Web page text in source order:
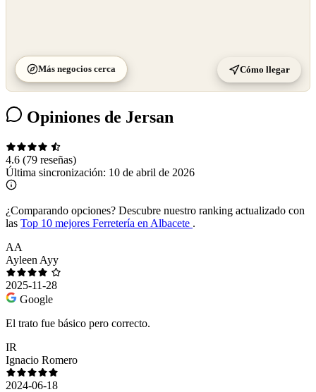
Más negocios cerca Cómo llegar
Opiniones de Jersan
4.6 (79 reseñas)
Última sincronización: 10 de abril de 2026
¿Comparando opciones? Descubre nuestro ranking actualizado con
las Top 10 mejores Ferretería en Albacete .
AA
Ayleen Ayy
2025-11-28
Google
El trato fue básico pero correcto.
IR
Ignacio Romero
2024-06-18